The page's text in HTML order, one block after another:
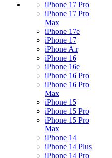
iPhone 17 Pro
iPhone 17 Pro
Max
iPhone 17e
iPhone 17
iPhone Air
iPhone 16
iPhone 16e
iPhone 16 Pro
iPhone 16 Pro
Max
iPhone 15
iPhone 15 Pro
iPhone 15 Pro
Max
iPhone 14
iPhone 14 Plus
iPhone 14 Pro